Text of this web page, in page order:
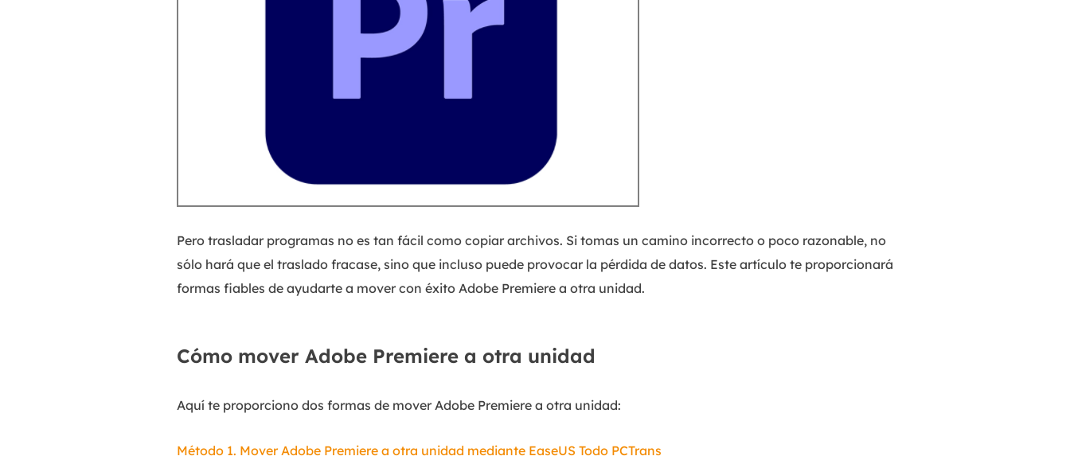
Pero trasladar programas no es tan fácil como copiar archivos. Si tomas un camino incorrecto o poco razonable, no
sólo hará que el traslado fracase, sino que incluso puede provocar la pérdida de datos. Este artículo te proporcionará
formas fiables de ayudarte a mover con éxito Adobe Premiere a otra unidad.
Cómo mover Adobe Premiere a otra unidad
Aquí te proporciono dos formas de mover Adobe Premiere a otra unidad:
Método 1. Mover Adobe Premiere a otra unidad mediante EaseUS Todo PCTrans